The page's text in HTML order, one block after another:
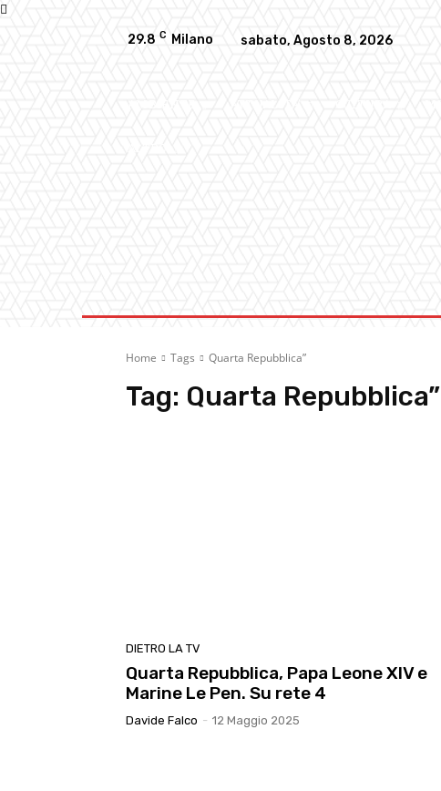
29.8 C Milano sabato, Agosto 8, 2026
Home Tags Quarta Repubblica”
Tag: Quarta Repubblica”
DIETRO LA TV
Quarta Repubblica, Papa Leone XIV e
Marine Le Pen. Su rete 4
Davide Falco - 12 Maggio 2025